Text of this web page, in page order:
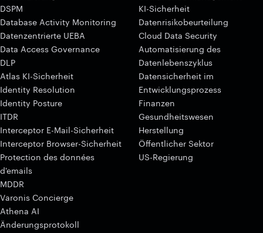
DSPM
Database Activity Monitoring
Datenzentrierte UEBA
Data Access Governance
DLP
Atlas KI-Sicherheit
Identity Resolution
Identity Posture
ITDR
Interceptor E-Mail-Sicherheit
Interceptor Browser-Sicherheit
Protection des données
d'emails
MDDR
Varonis Concierge
Athena AI
Änderungsprotokoll
KI-Sicherheit
Datenrisikobeurteilung
Cloud Data Security
Automatisierung des
Datenlebenszyklus
Datensicherheit im
Entwicklungsprozess
Finanzen
Gesundheitswesen
Herstellung
Öffentlicher Sektor
US-Regierung